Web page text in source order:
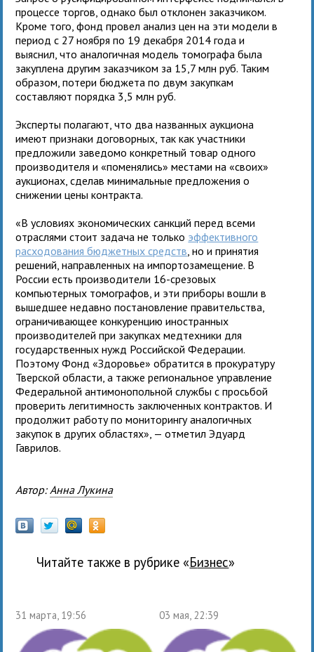
процессе торгов, однако был отклонен заказчиком.
Кроме того, фонд провел анализ цен на эти модели в
период с 27 ноября по 19 декабря 2014 года и
выяснил, что аналогичная модель томографа была
закуплена другим заказчиком за 15,7 млн руб. Таким
образом, потери бюджета по двум закупкам
составляют порядка 3,5 млн руб.
Эксперты полагают, что два названных аукциона
имеют признаки договорных, так как участники
предложили заведомо конкретный товар одного
производителя и «поменялись» местами на «своих»
аукционах, сделав минимальные предложения о
снижении цены контракта.
«В условиях экономических санкций перед всеми
отраслями стоит задача не только эффективного
расходования бюджетных средств , но и принятия
решений, направленных на импортозамещение. В
России есть производители 16-срезовых
компьютерных томографов, и эти приборы вошли в
вышедшее недавно постановление правительства,
ограничивающее конкуренцию иностранных
производителей при закупках медтехники для
государственных нужд Российской Федерации.
Поэтому Фонд «Здоровье» обратится в прокуратуру
Тверской области, а также региональное управление
Федеральной антимонопольной службы с просьбой
проверить легитимность заключенных контрактов. И
продолжит работу по мониторингу аналогичных
закупок в других областях», — отметил Эдуард
Гаврилов.
Автор: Анна Лукина
Читайте также в рубрике « бизнес»
31 марта, 19:56 03 мая, 22:39